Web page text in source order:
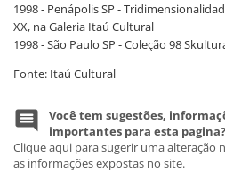
1998 - Penápolis SP -
XX, na Galeria Itaú Cultural
1998 - São Paulo SP - Coleção 98
Fonte: Itaú Cultural
Você tem sugestões,
importantes para esta pagina?
Clique aqui para sugerir uma
as informações expostas no site.